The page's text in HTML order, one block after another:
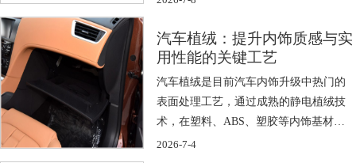
汽车植绒：提升内饰质感与实
用性能的关键工艺
汽车植绒是目前汽车内饰升级中热门的
表面处理工艺，通过成熟的静电植绒技
术，在塑料、ABS、塑胶等内饰基材表
面附着 […]
2026-7-4